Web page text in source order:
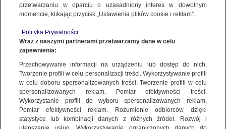
NAJNOWSZE
GORĄCE TEMATY
WIĘCEJ
KANAŁY
Atak na policjanta - poszukiwany
mężczyzna
przetwarzaniu w oparciu o uzasadniony interes w dowolnym
momencie, klikając przycisk „Ustawienia plików cookie i reklam”.
Polityka Prywatności
Wraz z naszymi partnerami przetwarzamy dane w celu
zapewnienia:
Przechowywanie informacji na urządzeniu lub dostęp do nich.
Tworzenie profili w celu personalizacji treści. Wykorzystywanie profili
w celu doboru spersonalizowanych treści. Tworzenie profili w celu
spersonalizowanych reklam. Pomiar efektywności treści.
Wykorzystanie profili do wyboru spersonalizowanych reklam.
Pomiar efektywności reklam. Rozumienie odbiorców dzięki
statystyce lub kombinacji danych z różnych źródeł. Rozwój i